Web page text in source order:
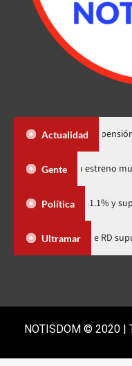
Actualidad
dice suspensión a
Gente
«Godzilla Minus Zero»
Política
con 41.1% y supera por
Ultramar
comunitaria
NOTISDOM © 2020 |